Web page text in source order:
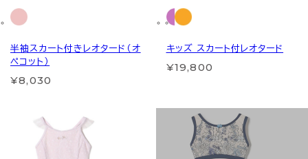
半袖スカート付きレオタード（オ
ペコット）
¥8,030
キッズ スカート付レオタード
¥19,800